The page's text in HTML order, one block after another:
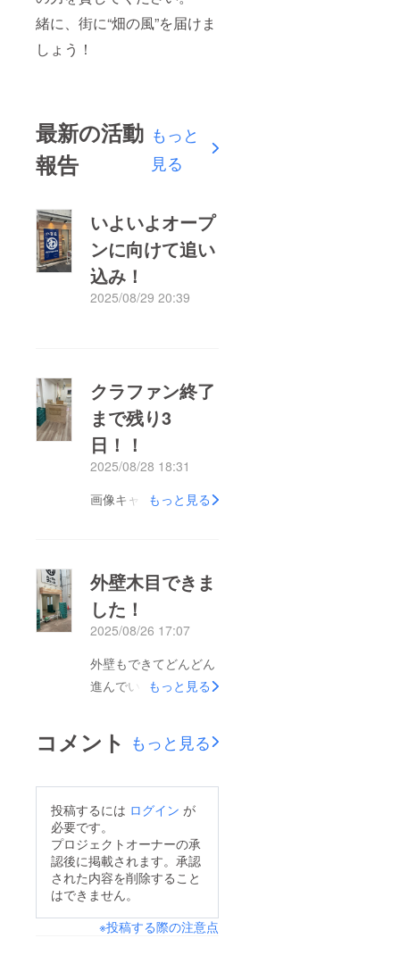
緒に、街に“畑の風”を届けま
しょう！
最新の活動
報告
もっと
見る
いよいよオープ
ンに向けて追い
込み！
2025/08/29 20:39
もっと見る
クラファン終了
まで残り3
日！！
2025/08/28 18:31
画像キャプション
もっと見る
外壁木目できま
した！
2025/08/26 17:07
外壁もできてどんどん
進んでいます！もっと見る
コメント もっと見る
投稿するには ログイン が
必要です。
プロジェクトオーナーの承
認後に掲載されます。承認
された内容を削除すること
はできません。
※投稿する際の注意点